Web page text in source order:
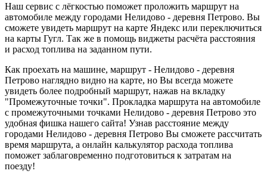
Наш сервис с лёгкостью поможет проложить маршрут на
автомобиле между городами Нелидово - деревня Петрово. Вы
сможете увидеть маршрут на карте Яндекс или переключиться
на карты Гугл. Так же в помощь виджеты расчёта расстояния
и расход топлива на заданном пути.
Как проехать на машине, маршрут - Нелидово - деревня
Петрово наглядно видно на карте, но Вы всегда можете
увидеть более подробный маршрут, нажав на вкладку
"Промежуточные точки". Прокладка маршрута на автомобиле
с промежуточными точками Нелидово - деревня Петрово это
удобная фишка нашего сайта! Узнав расстояние между
городами Нелидово - деревня Петрово Вы сможете рассчитать
время маршрута, а онлайн калькулятор расхода топлива
поможет заблаговременно подготовиться к затратам на
поезду!